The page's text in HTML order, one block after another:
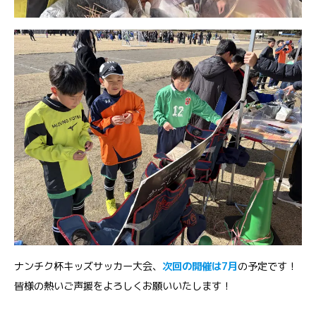
ナンチク杯キッズサッカー大会、 次回の開催は7月の予定です！
皆様の熱いご声援をよろしくお願いいたします！